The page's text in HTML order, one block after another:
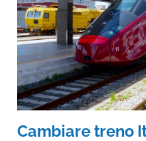
Cambiare treno